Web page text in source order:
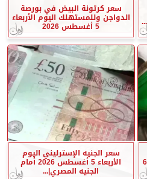
سعر كرتونة البيض في بورصة
الدواجن وللمستهلك اليوم الأربعاء
5 أغسطس 2026
الطبيعي في مصر اليوم الخميس 6
سعر الجنيه الإسترليني اليوم
الأربعاء 5 أغسطس 2026 أمام
الجنيه المصري|...